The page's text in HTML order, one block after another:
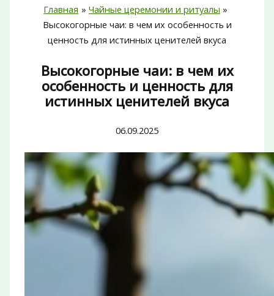
Главная
Чайные церемонии и ритуалы
Высокогорные чаи: в чем их особенность и
ценность для истинных ценителей вкуса
Высокогорные чаи: в чем их
особенность и ценность для
истинных ценителей вкуса
06.09.2025